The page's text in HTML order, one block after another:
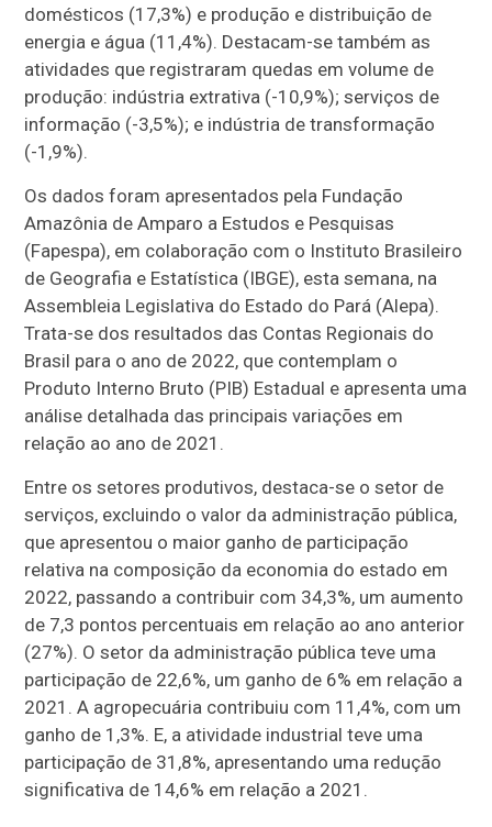
domésticos (17,3%) e produção e distribuição de
energia e água (11,4%). Destacam-se também as
atividades que registraram quedas em volume de
produção: indústria extrativa (-10,9%); serviços de
informação (-3,5%); e indústria de transformação
(-1,9%).
Os dados foram apresentados pela Fundação
Amazônia de Amparo a Estudos e Pesquisas
(Fapespa), em colaboração com o Instituto Brasileiro
de Geografia e Estatística (IBGE), esta semana, na
Assembleia Legislativa do Estado do Pará (Alepa).
Trata-se dos resultados das Contas Regionais do
Brasil para o ano de 2022, que contemplam o
Produto Interno Bruto (PIB) Estadual e apresenta uma
análise detalhada das principais variações em
relação ao ano de 2021.
Entre os setores produtivos, destaca-se o setor de
serviços, excluindo o valor da administração pública,
que apresentou o maior ganho de participação
relativa na composição da economia do estado em
2022, passando a contribuir com 34,3%, um aumento
de 7,3 pontos percentuais em relação ao ano anterior
(27%). O setor da administração pública teve uma
participação de 22,6%, um ganho de 6% em relação a
2021. A agropecuária contribuiu com 11,4%, com um
ganho de 1,3%. E, a atividade industrial teve uma
participação de 31,8%, apresentando uma redução
significativa de 14,6% em relação a 2021.